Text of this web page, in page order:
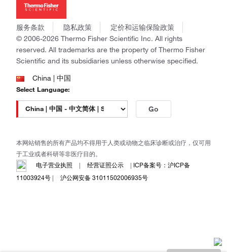
社会责任
商标
政策和通知
Invitrogen
Gibco
Ion Torrent
Unity Lab Services
Patheon
PPD
服务条款 隐私政策
定价和运输保险政策
© 2006-2026 Thermo Fisher Scientific Inc. All rights
reserved. All trademarks are the property of Thermo Fisher
Scientific and its subsidiaries unless otherwise specified.
China | 中国
Select Language:
Go
本网站销售的所有产品均不得用于人类或动物之临床诊断或治疗，仅可用
于工业或者科研等非医疗目的。
电子营业执照
| 经营证照公示 | ICP备案号：沪ICP备
11003924号 | 沪公网安备 31011502006935号